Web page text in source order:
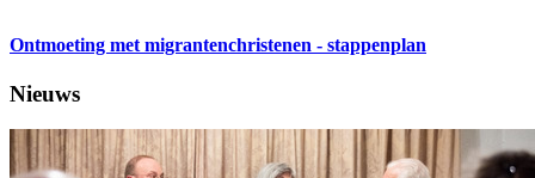
Ontmoeting met migrantenchristenen - stappenplan
Nieuws